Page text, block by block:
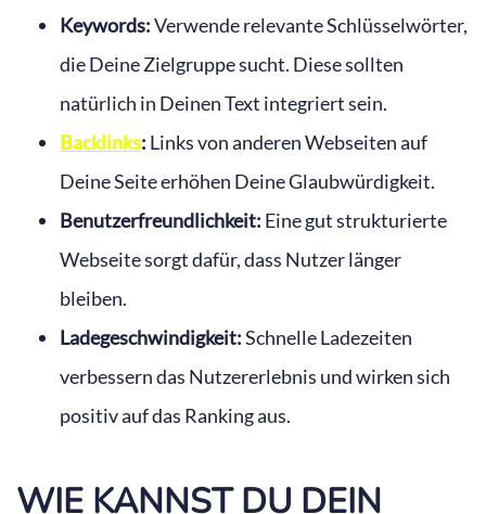
Keywords:Verwende relevante Schlüsselwörter,
die Deine Zielgruppe sucht. Diese sollten
natürlich in Deinen Text integriert sein.
Backlinks: Links von anderen Webseiten auf
Deine Seite erhöhen Deine Glaubwürdigkeit.
Benutzerfreundlichkeit: Eine gut strukturierte
Webseite sorgt dafür, dass Nutzer länger
bleiben.
Ladegeschwindigkeit:Schnelle Ladezeiten
verbessern das Nutzererlebnis und wirken sich
positiv auf das Ranking aus.
WIE KANNST DU DEIN